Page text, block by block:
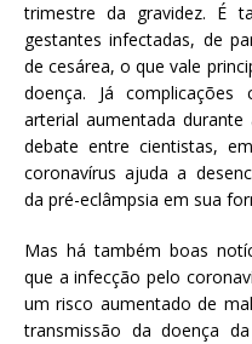
trimestre da gravidez. É
gestantes infectadas, de
de cesárea, o que vale
doença. Já complicações
arterial aumentada
debate entre cientistas,
coronavírus ajuda a
da pré-eclâmpsia em sua
Mas há também boas
que a infecção pelo
um risco aumentado de
transmissão da doença